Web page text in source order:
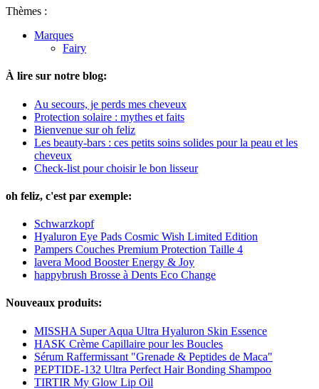
Thèmes :
Marques
Fairy
À lire sur notre blog:
Au secours, je perds mes cheveux
Protection solaire : mythes et faits
Bienvenue sur oh feliz
Les beauty-bars : ces petits soins solides pour la peau et les
cheveux
Check-list pour choisir le bon lisseur
oh feliz, c'est par exemple:
Schwarzkopf
Hyaluron Eye Pads Cosmic Wish Limited Edition
Pampers Couches Premium Protection Taille 4
lavera Mood Booster Energy & Joy
happybrush Brosse à Dents Eco Change
Nouveaux produits:
MISSHA Super Aqua Ultra Hyaluron Skin Essence
HASK Crème Capillaire pour les Boucles
Sérum Raffermissant "Grenade & Peptides de Maca"
PEPTIDE-132 Ultra Perfect Hair Bonding Shampoo
TIRTIR My Glow Lip Oil